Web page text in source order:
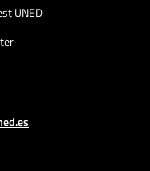
UNED